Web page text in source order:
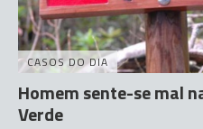
CASOS DO DIA
Homem sente-se mal
Verde